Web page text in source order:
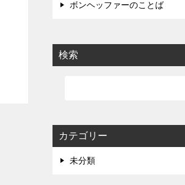
ボンヘッファーのことば
検索
カテゴリー
未分類